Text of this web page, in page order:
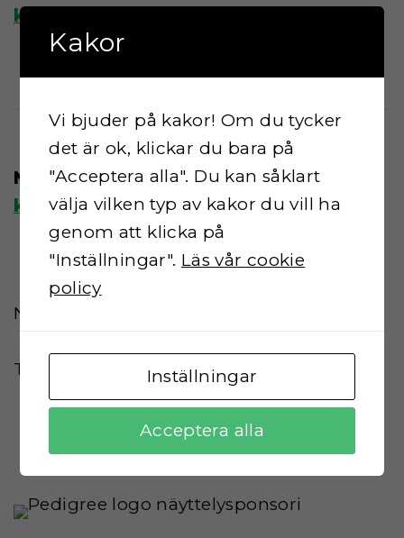
klikkaa tästä
Näyttelyn aikataulut julkaistu->
klikkaa tästä
Näyttelyn pääsponsorina toimii:
Tuotesponsorina toimii:
Kakor
Vi bjuder på kakor! Om du tycker
det är ok, klickar du bara på
"Acceptera alla". Du kan såklart
välja vilken typ av kakor du vill ha
genom att klicka på
"Inställningar". Läs vår cookie
policy
Inställningar
Acceptera alla